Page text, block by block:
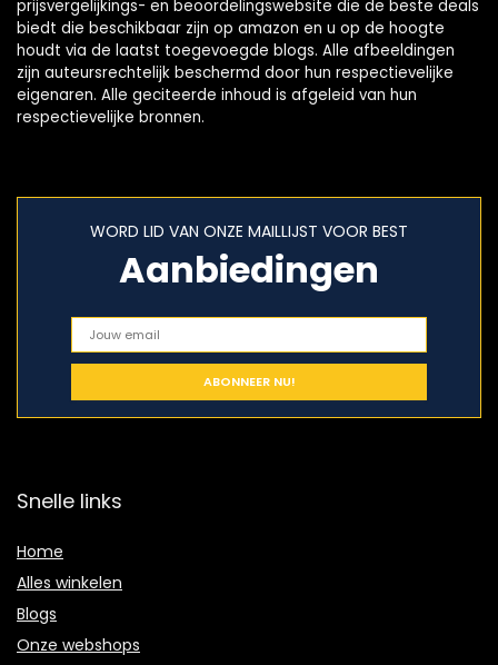
prijsvergelijkings- en beoordelingswebsite die de beste deals
biedt die beschikbaar zijn op amazon en u op de hoogte
houdt via de laatst toegevoegde blogs. Alle afbeeldingen
zijn auteursrechtelijk beschermd door hun respectievelijke
eigenaren. Alle geciteerde inhoud is afgeleid van hun
respectievelijke bronnen.
WORD LID VAN ONZE MAILLIJST VOOR BEST
Aanbiedingen
Snelle links
Home
Alles winkelen
Blogs
Onze webshops